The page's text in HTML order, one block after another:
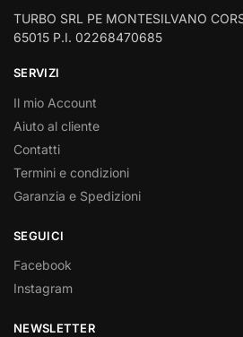
TURBO SRL PE MONTESILVANO
65015 P.I. 02268470685
SERVIZI
Il mio Account
Aiuto al cliente
Contatti
Termini e condizioni
Garanzia e Spedizioni
SEGUICI
Facebook
Instagram
NEWSLETTER